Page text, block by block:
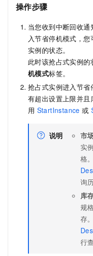
操作步骤
当您收到中断回收
入节省停机模式，您
实例的状态。
此时该抢占式实例的
机模式标签。
抢占式实例进入节
有超出设置上限并且
用 StartInstance 或
说明 市
实
格
询
库
规
存
行